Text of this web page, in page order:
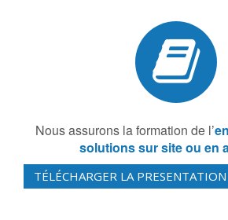
Nous assurons la formation de l’
solutions sur site ou en
TÉLÉCHARGER LA